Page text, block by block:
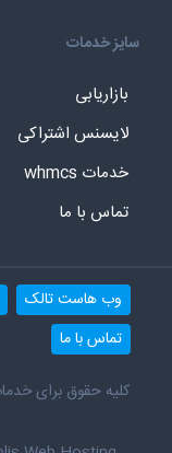
سایز خدمات
بازاریابی
لایسنس اشتراکی
خدمات whmcs
تماس با ما
وب هاست تالک
تماس با ما
کلیه حقوق برای